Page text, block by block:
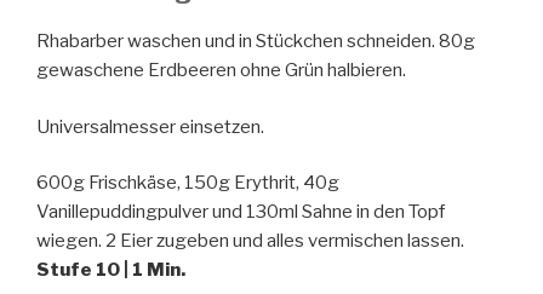
Rhabarber waschen und in Stückchen schneiden. 80g
gewaschene Erdbeeren ohne Grün halbieren.
Universalmesser einsetzen.
600g Frischkäse, 150g Erythrit, 40g
Vanillepuddingpulver und 130ml Sahne in den Topf
wiegen. 2 Eier zugeben und alles vermischen lassen.
Stufe 10 | 1 Min.